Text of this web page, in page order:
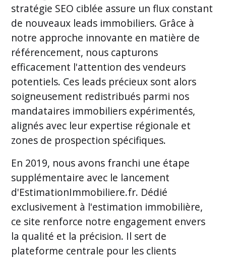
stratégie SEO ciblée assure un flux constant
de nouveaux leads immobiliers. Grâce à
notre approche innovante en matière de
référencement, nous capturons
efficacement l'attention des vendeurs
potentiels. Ces leads précieux sont alors
soigneusement redistribués parmi nos
mandataires immobiliers expérimentés,
alignés avec leur expertise régionale et
zones de prospection spécifiques.
En 2019, nous avons franchi une étape
supplémentaire avec le lancement
d'EstimationImmobiliere.fr. Dédié
exclusivement à l'estimation immobilière,
ce site renforce notre engagement envers
la qualité et la précision. Il sert de
plateforme centrale pour les clients